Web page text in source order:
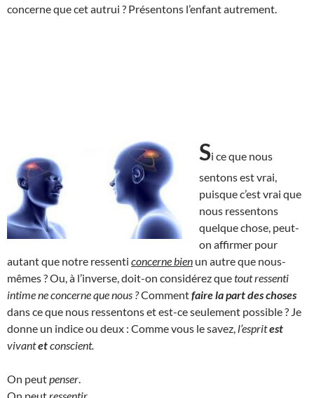
concerne que cet autrui ? Présentons l’enfant autrement.
Si ce que nous
sentons est vrai,
puisque c’est vrai que
nous ressentons
quelque chose, peut-
on affirmer pour
autant que notre ressenti concerne bien un autre que nous-
mêmes ? Ou, à l’inverse, doit-on considérez quetout ressenti
intime ne concerne que nous ?Commentfaire la part des choses
dans ce que nous ressentons et est-ce seulement possible ? Je
donne un indice ou deux : Comme vous le savez, l’espritest
vivantetconscient.
On peutpenser
On peutressentir